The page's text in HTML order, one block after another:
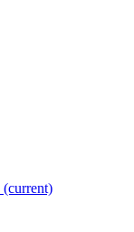
(current)